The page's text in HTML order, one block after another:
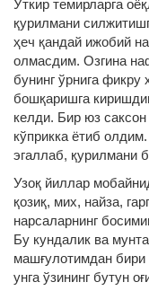
Ўткир темирларга
қурилмани
ҳеч қандай ижобий
олмасдим. Озгина
бунинг ўрнига
бошқаришга
келди. Бир юз
кўприкка ётиб
эгаллаб, қурилмани
Узоқ йиллар
қозиқ, мих, найза,
нарсаларнинг
Бу кундалик ва
машғулотимдан бири
унга ўзининг бутун